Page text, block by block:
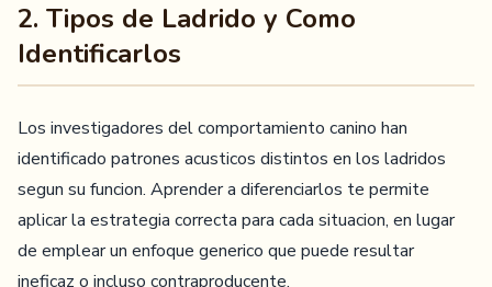
2. Tipos de Ladrido y Como
Identificarlos
Los investigadores del comportamiento canino han
identificado patrones acusticos distintos en los ladridos
segun su funcion. Aprender a diferenciarlos te permite
aplicar la estrategia correcta para cada situacion, en lugar
de emplear un enfoque generico que puede resultar
ineficaz o incluso contraproducente.